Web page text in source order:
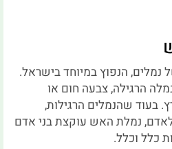
נמלים, הנפוץ במיוחד בישראל.
הרגילה, צבעה חום או
בעוד שהנמלים הרגילות,
נמלת האש עוקצת בני אדם
כלל וכלל.